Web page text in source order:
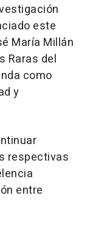
este
María Millán
Raras del
como
y
respectivas
entre